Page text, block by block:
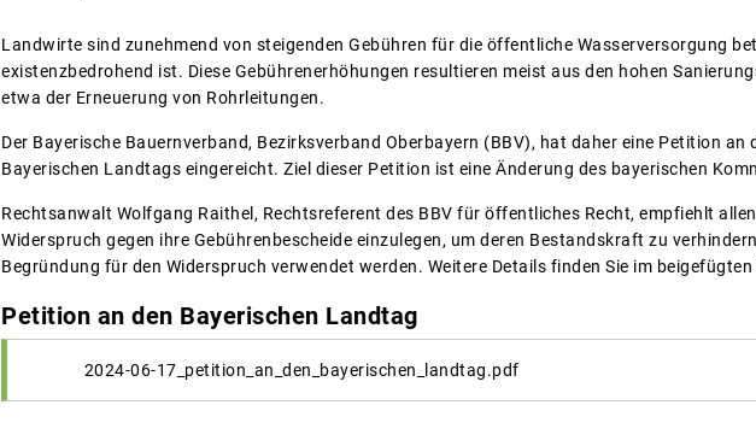
Landwirte sind zunehmend von steigenden Gebühren für die öffentliche Wasserversorgung
existenzbedrohend ist. Diese Gebührenerhöhungen resultieren meist aus den hohen
etwa der Erneuerung von Rohrleitungen.
Der Bayerische Bauernverband, Bezirksverband Oberbayern (BBV), hat daher eine Petition
Bayerischen Landtags eingereicht. Ziel dieser Petition ist eine Änderung des bayerischen
Rechtsanwalt Wolfgang Raithel, Rechtsreferent des BBV für öffentliches Recht, empfiehlt
Widerspruch gegen ihre Gebührenbescheide einzulegen, um deren Bestandskraft zu
Begründung für den Widerspruch verwendet werden. Weitere Details finden Sie im
Petition an den Bayerischen Landtag
2024-06-17_petition_an_den_bayerischen_landtag.pdf